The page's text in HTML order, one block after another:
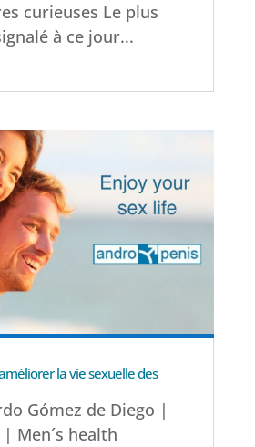
curieuses Le plus
à ce jour...
la vie sexuelle des
Gómez de Diego |
Men´s health